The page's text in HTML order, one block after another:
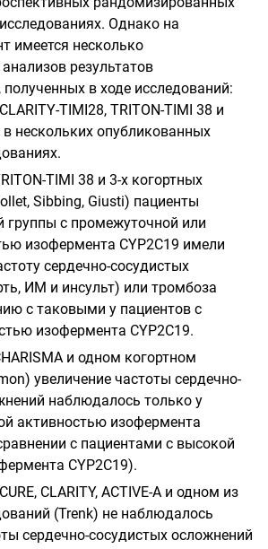
Однако на
имеется несколько
результатов
полученных в ходе исследований:
CLARITY-TIMI28, TRITON-TIMI 38 и
нескольких опубликованных
-TIMI 38 и 3-х когортных
, Sibbing, Giusti) пациенты
группы с промежуточной или
изофермента CYP2C19 имели
сердечно-сосудистых
ИМ и инсульт) или тромбоза
с таковыми у пациентов с
изофермента CYP2C19.
и одном когортном
) увеличение частоты сердечно-
наблюдалось только у
активностью изофермента
с пациентами с высокой
CYP2C19).
CURE, CLARITY, ACTIVE-A и одном из
(Trenk) не наблюдалось
сердечно-сосудистых осложнений